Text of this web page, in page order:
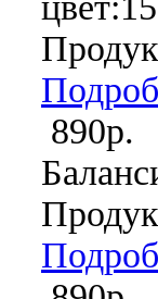
890р.